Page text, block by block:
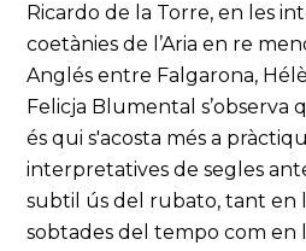
Ricardo de la Torre, en les
coetànies de l’Aria en re
Anglés entre Falgarona,
Felicja Blumental s’observa
és qui s'acosta més a
interpretatives de segles
subtil ús del rubato, tant en
sobtades del tempo com en